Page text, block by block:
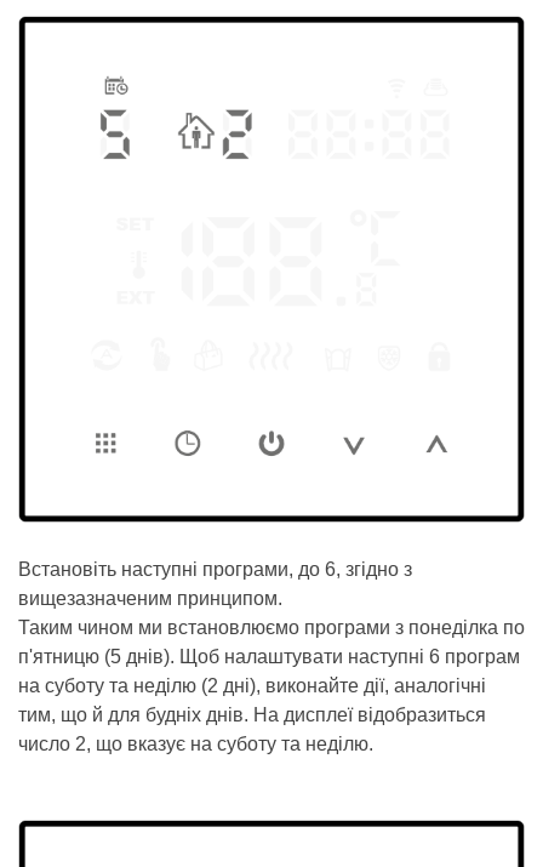
Встановіть наступні програми, до 6, згідно з
вищезазначеним принципом.
Таким чином ми встановлюємо програми з понеділка по
п'ятницю (5 днів). Щоб налаштувати наступні 6 програм
на суботу та неділю (2 дні), виконайте дії, аналогічні
тим, що й для будніх днів. На дисплеї відобразиться
число 2, що вказує на суботу та неділю.